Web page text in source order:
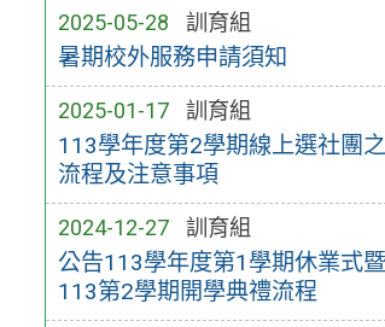
2025-05-28 訓育組
暑期校外服務申請須知
2025-01-17 訓育組
113學年度第2學期線上選社團之
流程及注意事項
2024-12-27 訓育組
公告113學年度第1學期休業式暨
113第2學期開學典禮流程